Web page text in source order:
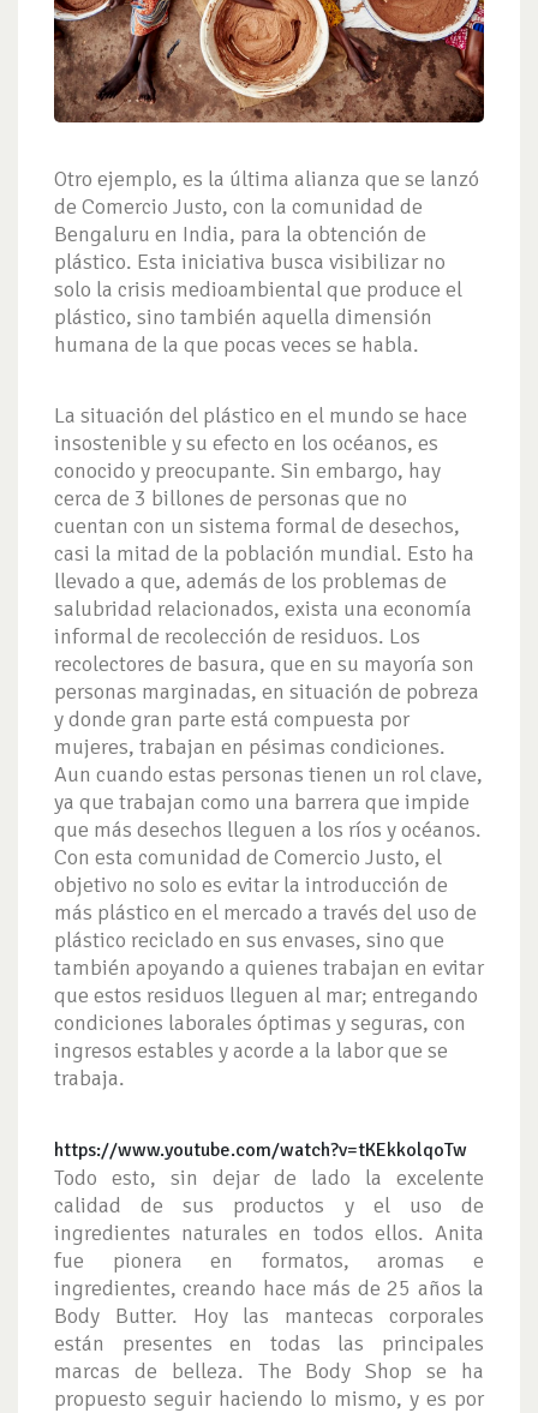
Otro ejemplo, es la última alianza que se lanzó
de Comercio Justo, con la comunidad de
Bengaluru en India, para la obtención de
plástico. Esta iniciativa busca visibilizar no
solo la crisis medioambiental que produce el
plástico, sino también aquella dimensión
humana de la que pocas veces se habla.
La situación del plástico en el mundo se hace
insostenible y su efecto en los océanos, es
conocido y preocupante. Sin embargo, hay
cerca de 3 billones de personas que no
cuentan con un sistema formal de desechos,
casi la mitad de la población mundial. Esto ha
llevado a que, además de los problemas de
salubridad relacionados, exista una economía
informal de recolección de residuos. Los
recolectores de basura, que en su mayoría son
personas marginadas, en situación de pobreza
y donde gran parte está compuesta por
mujeres, trabajan en pésimas condiciones.
Aun cuando estas personas tienen un rol clave,
ya que trabajan como una barrera que impide
que más desechos lleguen a los ríos y océanos.
Con esta comunidad de Comercio Justo, el
objetivo no solo es evitar la introducción de
más plástico en el mercado a través del uso de
plástico reciclado en sus envases, sino que
también apoyando a quienes trabajan en evitar
que estos residuos lleguen al mar; entregando
condiciones laborales óptimas y seguras, con
ingresos estables y acorde a la labor que se
trabaja.
https://www.youtube.com/watch?v=tKEkkolqoTw
Todo esto, sin dejar de lado la excelente
calidad de sus productos y el uso de
ingredientes naturales en todos ellos. Anita
fue pionera en formatos, aromas e
ingredientes, creando hace más de 25 años la
Body Butter. Hoy las mantecas corporales
están presentes en todas las principales
marcas de belleza. The Body Shop se ha
propuesto seguir haciendo lo mismo, y es por